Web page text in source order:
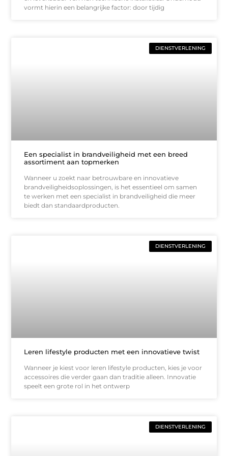
vormt hierin een belangrijke factor: door tijdig
DIENSTVERLENING
Een specialist in brandveiligheid met een breed
assortiment aan topmerken
Wanneer u zoekt naar betrouwbare en innovatieve
brandveiligheidsoplossingen, is het essentieel om samen
te werken met een specialist in brandveiligheid die meer
biedt dan standaardproducten.
DIENSTVERLENING
Leren lifestyle producten met een innovatieve twist
Wanneer je kiest voor leren lifestyle producten, kies je voor
accessoires die verder gaan dan traditie alleen. Innovatie
speelt een grote rol in het ontwerp
DIENSTVERLENING